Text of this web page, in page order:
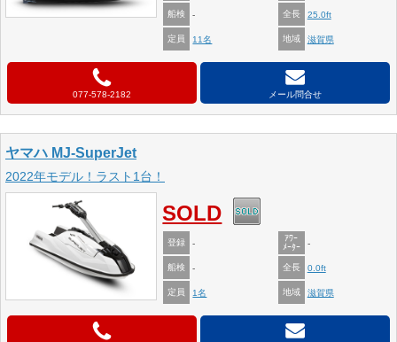
船検 - 全長 25.0ft
定員 11名 地域 滋賀県
077-578-2182 メール問合せ
ヤマハ MJ-SuperJet
2022年モデル！ラスト1台！
SOLD
登録 -
ｱﾜｰ
ﾒｰﾀｰ
-
船検 - 全長 0.0ft
定員 1名 地域 滋賀県